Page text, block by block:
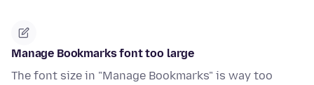
Manage Bookmarks font too large
The font size in "Manage Bookmarks" is way too